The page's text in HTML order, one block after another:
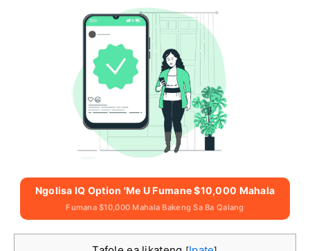
Ngolisa IQ Option 'me U Fumane $10,000 Mahala
Fumana $10,000 Mahala Bakeng Sa Ba Qalang